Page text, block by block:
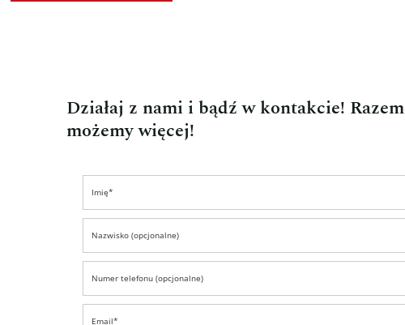
Działaj z nami i bądź w kontakcie! Razem
możemy więcej!